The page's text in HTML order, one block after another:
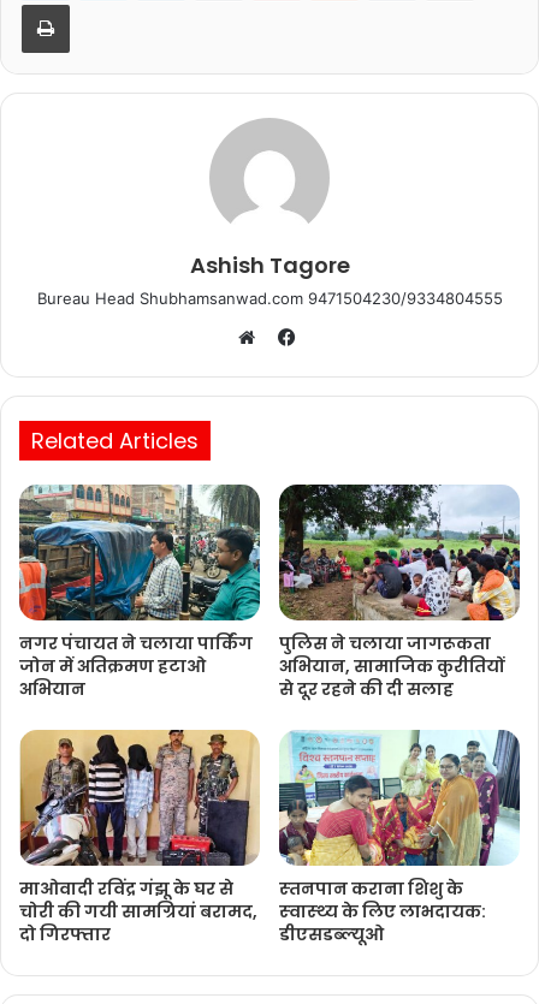
o
o
p
Print
Ashish Tagore
Bureau Head Shubhamsanwad.com 9471504230/9334804555
Facebook
Related Articles
नगर पंचायत ने चलाया पार्किंग
जोन में अतिक्रमण हटाओ
अभियान
पुलिस ने चलाया जागरूकता
अभियान, सामाजिक कुरीतियों
से दूर रहने की दी सलाह
माओवादी रविंद्र गंझू के घर से
चोरी की गयी सामग्रियां बरामद,
दो गिरफ्तार
स्‍तनपान कराना शिशु के
स्‍वास्‍थ्‍य के लिए लाभदायक:
डीएसडब्‍ल्‍यूओ